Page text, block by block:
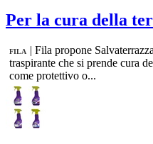
Per la cura della
FILA | Fila propone
traspirante che si prende cura
come protettivo o...